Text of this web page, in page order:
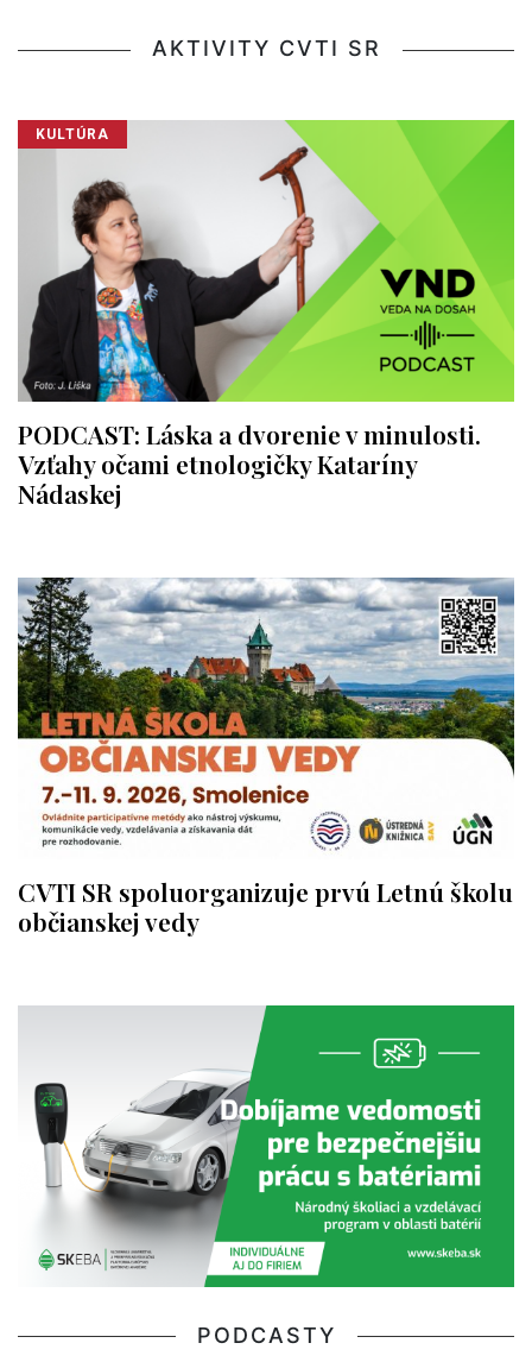
AKTIVITY CVTI SR
KULTÚRA
PODCAST: Láska a dvorenie v minulosti.
Vzťahy očami etnologičky Kataríny
Nádaskej
CVTI SR spoluorganizuje prvú Letnú školu
občianskej vedy
PODCASTY